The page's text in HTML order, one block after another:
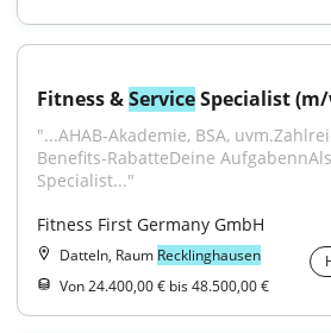
Fitness & Service Specialist
"...AHAB-Akademie, BSA,
Benefits-RabatteDeine
Specialist..."
Fitness First Germany GmbH
Datteln, Raum Recklinghausen
Von 24.400,00 € bis 48.500,00 €